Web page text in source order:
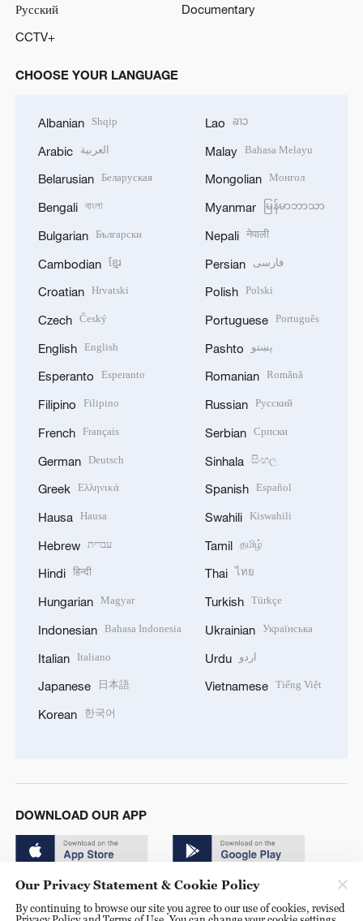
Русский
Documentary
CCTV+
CHOOSE YOUR LANGUAGE
Albanian Shqip
Arabic العربية
Belarusian Беларуская
Bengali বাংলা
Bulgarian Български
Cambodian ខ្មែរ
Croatian Hrvatski
Czech Český
English English
Esperanto Esperanto
Filipino Filipino
French Français
German Deutsch
Greek Ελληνικά
Hausa Hausa
Hebrew עברית
Hindi हिन्दी
Hungarian Magyar
Indonesian Bahasa Indonesia
Italian Italiano
Japanese 日本語
Korean 한국어
Lao ລາວ
Malay Bahasa Melayu
Mongolian Монгол
Myanmar မြန်မာဘာသာ
Nepali नेपाली
Persian فارسی
Polish Polski
Portuguese Português
Pashto پښتو
Romanian Română
Russian Русский
Serbian Српски
Sinhala සිංහල
Spanish Español
Swahili Kiswahili
Tamil தமிழ்
Thai ไทย
Turkish Türkçe
Ukrainian Українська
Urdu اردو
Vietnamese Tiếng Việt
DOWNLOAD OUR APP
Our Privacy Statement & Cookie Policy
By continuing to browse our site you agree to our use of cookies, revised